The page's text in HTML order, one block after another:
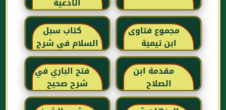
مجموع فتاوى
ابن تيمية
كتاب سبل
السلام في شرح
بلوغ المرام للإمام
الصنعاني رحمه
الله
مقدمة ابن
الصلاح
فتح الباري في
شرح صحيح
البخاري للحافظ